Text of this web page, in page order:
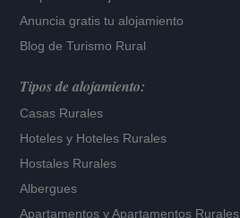
Anuncia gratis tu alojamiento
Blog de Turismo Rural
Tipos de alojamiento:
Casas Rurales
Hoteles y Hoteles Rurales
Hostales Rurales
Albergues
Apartamentos yApartamentos Rurales